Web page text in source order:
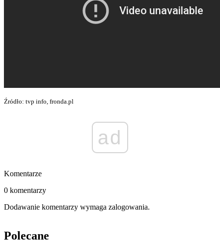
Źródło: tvp info, fronda.pl
ad
Komentarze
0 komentarzy
Dodawanie komentarzy wymaga zalogowania.
Polecane